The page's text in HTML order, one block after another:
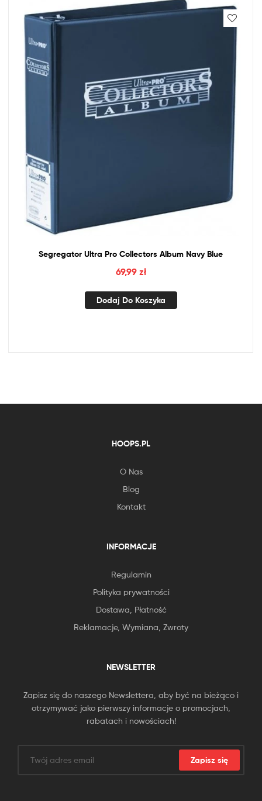
Segregator Ultra Pro Collectors Album Navy Blue
69,99 zł
Dodaj Do Koszyka
HOOPS.PL
O Nas
Blog
Kontakt
INFORMACJE
Regulamin
Polityka prywatności
Dostawa, Płatność
Reklamacje, Wymiana, Zwroty
NEWSLETTER
Zapisz się do naszego Newslettera, aby być na bieżąco i
otrzymywać jako pierwszy informacje o promocjach,
rabatach i nowościach!
Zapisz się